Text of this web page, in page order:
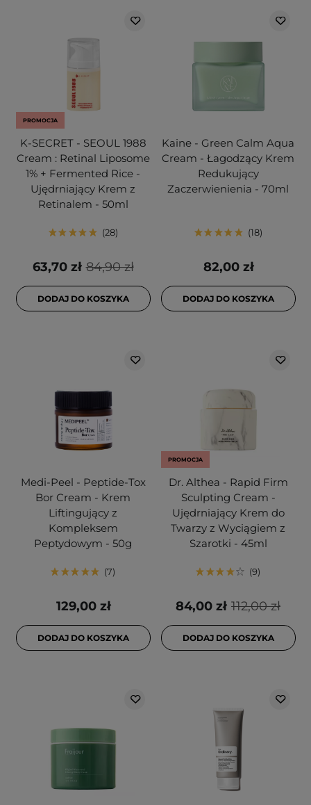
PROMOCJA
K-SECRET - SEOUL 1988
Cream : Retinal Liposome
1% + Fermented Rice -
Ujędrniający Krem z
Retinalem - 50ml
28
84,90 zł
63,70 zł
DODAJ DO KOSZYKA
Kaine - Green Calm Aqua
Cream - Łagodzący Krem
Redukujący
Zaczerwienienia - 70ml
18
82,00 zł
DODAJ DO KOSZYKA
Medi-Peel - Peptide-Tox
Bor Cream - Krem
Liftingujący z
Kompleksem
Peptydowym - 50g
7
129,00 zł
DODAJ DO KOSZYKA
PROMOCJA
Dr. Althea - Rapid Firm
Sculpting Cream -
Ujędrniający Krem do
Twarzy z Wyciągiem z
Szarotki - 45ml
9
112,00 zł
84,00 zł
DODAJ DO KOSZYKA